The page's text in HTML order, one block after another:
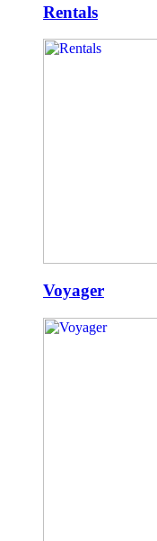
Rentals
Voyager